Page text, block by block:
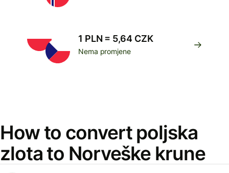
1 PLN = 5,64 CZK
Nema promjene
How to convert poljska
zlota to Norveške krune